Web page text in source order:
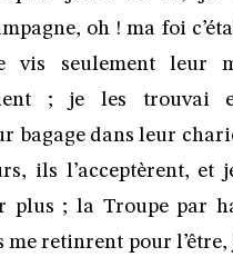
oh ! ma foi
seulement leur
; je les trouvai
bagage dans leur
ils l’acceptèrent,
plus ; la Troupe par
me retinrent pour